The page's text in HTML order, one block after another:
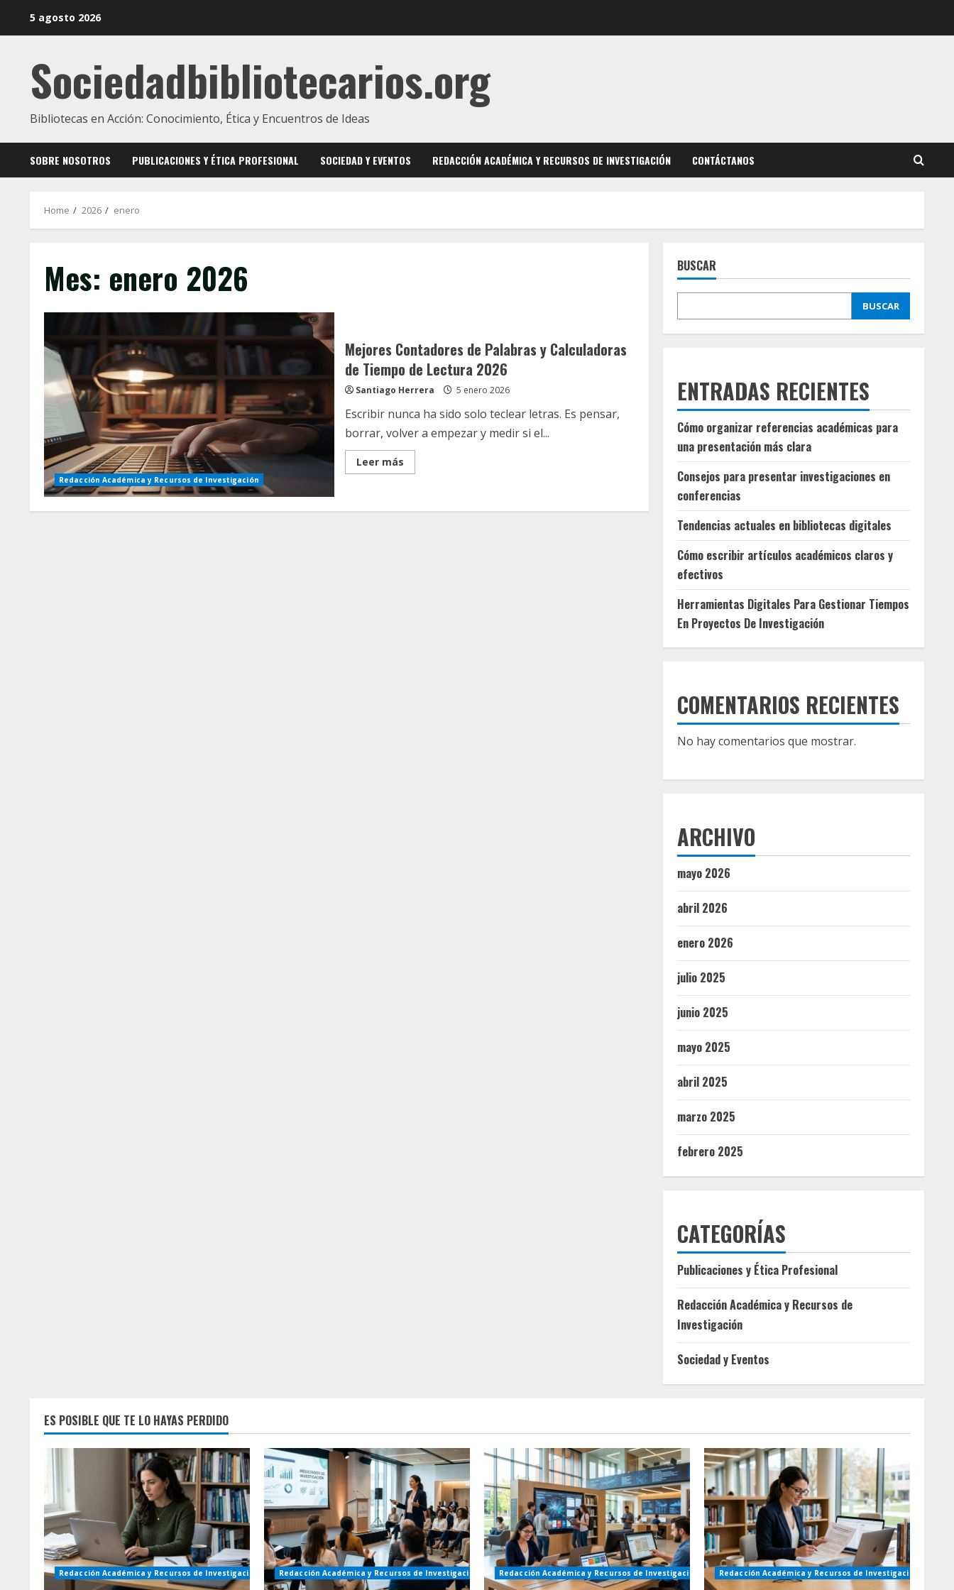
5 agosto 2026
Sociedadbibliotecarios.org
Bibliotecas en Acción: Conocimiento, Ética y Encuentros de Ideas
SOBRE NOSOTROS PUBLICACIONES Y ÉTICA PROFESIONAL SOCIEDAD Y EVENTOS REDACCIÓN ACADÉMICA Y RECURSOS DE INVESTIGACIÓN CONTÁCTANOS
Home 2026 enero
Mes: enero 2026
Redacción Académica y Recursos de Investigación
Mejores Contadores de Palabras y Calculadoras
de Tiempo de Lectura 2026
Santiago Herrera 5 enero 2026
Escribir nunca ha sido solo teclear letras. Es pensar,
borrar, volver a empezar y medir si el...
Leer másRead
more
de
BUSCAR
BUSCAR
ENTRADAS RECIENTES
Cómo organizar referencias académicas para
una presentación más clara
Consejos para presentar investigaciones en
conferencias
Tendencias actuales en bibliotecas digitales
Cómo escribir artículos académicos claros y
efectivos
Herramientas Digitales Para Gestionar Tiempos
En Proyectos De Investigación
COMENTARIOS RECIENTES
No hay comentarios que mostrar.
ARCHIVO
mayo 2026
abril 2026
enero 2026
julio 2025
junio 2025
mayo 2025
abril 2025
marzo 2025
febrero 2025
CATEGORÍAS
Publicaciones y Ética Profesional
Redacción Académica y Recursos de
Investigación
Sociedad y Eventos
ES POSIBLE QUE TE LO HAYAS PERDIDO
Redacción Académica y Recursos de Investigación Redacción Académica y Recursos de Investigación Redacción Académica y Recursos de Investigación Redacción Académica y Recursos de Investigación